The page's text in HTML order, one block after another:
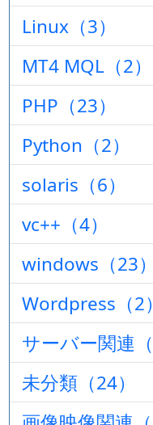
Linux（3）
MT4 MQL（2）
PHP（23）
Python（2）
solaris（6）
vc++（4）
windows（23）
Wordpress（2）
サーバー関連（
未分類（24）